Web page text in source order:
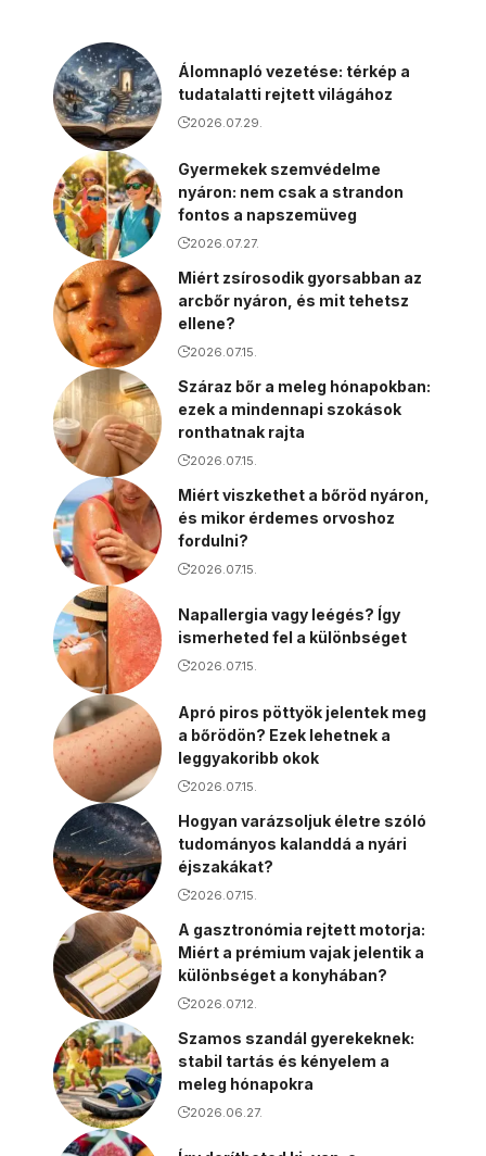
Álomnapló vezetése: térkép a
tudatalatti rejtett világához
2026.07.29.
Gyermekek szemvédelme
nyáron: nem csak a strandon
fontos a napszemüveg
2026.07.27.
Miért zsírosodik gyorsabban az
arcbőr nyáron, és mit tehetsz
ellene?
2026.07.15.
Száraz bőr a meleg hónapokban:
ezek a mindennapi szokások
ronthatnak rajta
2026.07.15.
Miért viszkethet a bőröd nyáron,
és mikor érdemes orvoshoz
fordulni?
2026.07.15.
Napallergia vagy leégés? Így
ismerheted fel a különbséget
2026.07.15.
Apró piros pöttyök jelentek meg
a bőrödön? Ezek lehetnek a
leggyakoribb okok
2026.07.15.
Hogyan varázsoljuk életre szóló
tudományos kalanddá a nyári
éjszakákat?
2026.07.15.
A gasztronómia rejtett motorja:
Miért a prémium vajak jelentik a
különbséget a konyhában?
2026.07.12.
Szamos szandál gyerekeknek:
stabil tartás és kényelem a
meleg hónapokra
2026.06.27.